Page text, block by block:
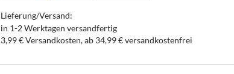
Lieferung/Versand:
in 1-2 Werktagen versandfertig
3,99 € Versandkosten, ab 34,99 € versandkostenfrei